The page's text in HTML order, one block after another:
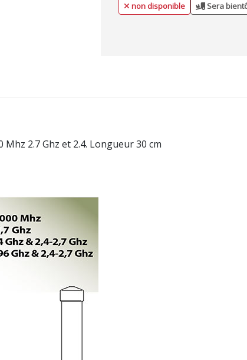
non disponible Sera
2.7 Ghz et 2.4. Longueur 30 cm